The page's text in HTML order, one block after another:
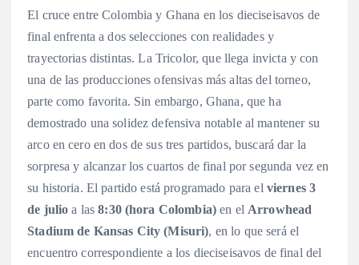
El cruce entre Colombia y Ghana en los dieciseisavos de
final enfrenta a dos selecciones con realidades y
trayectorias distintas. La Tricolor, que llega invicta y con
una de las producciones ofensivas más altas del torneo,
parte como favorita. Sin embargo, Ghana, que ha
demostrado una solidez defensiva notable al mantener su
arco en cero en dos de sus tres partidos, buscará dar la
sorpresa y alcanzar los cuartos de final por segunda vez en
su historia. El partido está programado para el viernes 3
de julio a las8:30 (hora Colombia) en el Arrowhead
Stadium de Kansas City (Misuri), en lo que será el
encuentro correspondiente a los dieciseisavos de final del